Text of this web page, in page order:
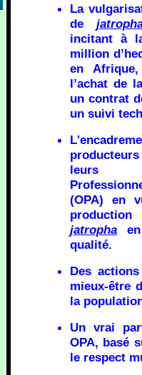
La
de
incitant à
million
en
l’achat de
un contrat
un suivi
leurs
(OPA) en
jatropha
qualité.
Des
mieux-être
la
Un vrai
OPA, basé
le respect